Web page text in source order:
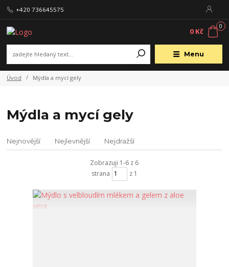
Menu
+420 736645575
0
0 Kč
Úvod Mýdla a mycí gely
Mýdla a mycí gely
Nejnovější Nejlevnější Nejdražší
Zobrazuji 1-6 z 6
strana
z 1